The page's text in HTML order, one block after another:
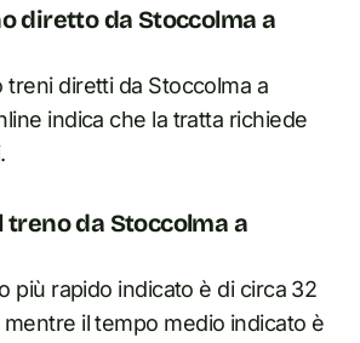
diretto da Stoccolma a
treni diretti da Stoccolma a
indica che la tratta richiede
treno da Stoccolma a
più rapido indicato è di circa 32
il tempo medio indicato è